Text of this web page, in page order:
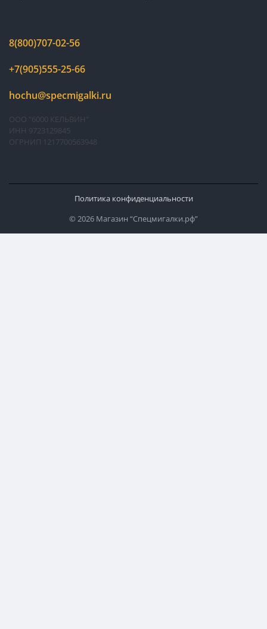
8(800)707-02-56
+7(905)555-25-66
hochu@specmigalki.ru
ООО "6000 КЕЛЬВИН"
ИНН 9723129845
ОГРНИП 1217700563948
Политика конфиденциальности
© 2026 Магазин “Спецмигалки.рф”